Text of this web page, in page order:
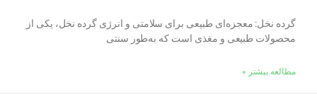
گرده نخل: معجزه‌ای طبیعی برای سلامتی و انرژی گرده نخل، یکی از
محصولات طبیعی و مغذی است که به‌طور سنتی
مطالعه بیشتر »